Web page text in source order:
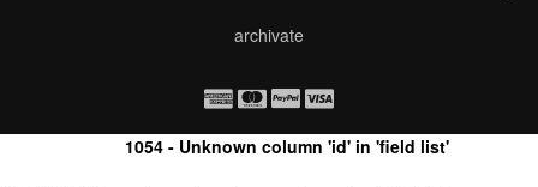
archivate
1054 - Unknown column 'id' in 'field list'